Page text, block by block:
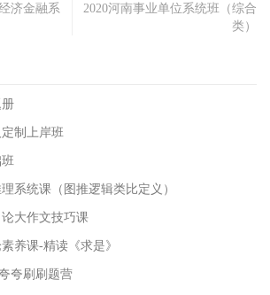
济金融系
2020河南事业单位系统班（综合
类）
制上岸班
系统课（图推逻辑类比定义）
大作文技巧课
养课-精读《求是》
夸刷刷题营